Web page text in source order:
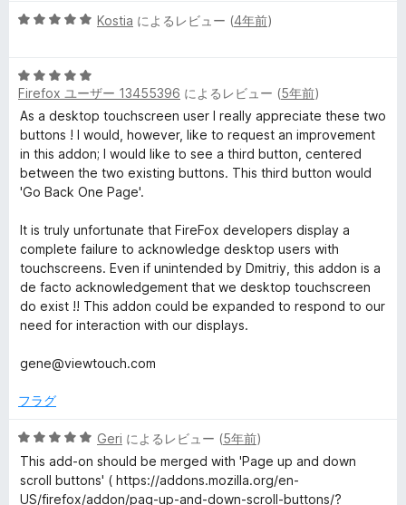
5
価
5
中
5
の
評
価
Kostia によるレビュー (4年前)
5
段
階
中
5
の
評
Firefox ユーザー 13455396 によるレビュー (5年前)
As a desktop touchscreen user I really appreciate these two
buttons ! I would, however, like to request an improvement
in this addon; I would like to see a third button, centered
between the two existing buttons. This third button would
'Go Back One Page'.
It is truly unfortunate that FireFox developers display a
complete failure to acknowledge desktop users with
touchscreens. Even if unintended by Dmitriy, this addon is a
de facto acknowledgement that we desktop touchscreen
do exist !! This addon could be expanded to respond to our
need for interaction with our displays.
gene@viewtouch.com
フラグ
5
段
階
中
Geri によるレビュー (5年前)
This add-on should be merged with 'Page up and down
scroll buttons' ( https://addons.mozilla.org/en-
US/firefox/addon/pag-up-and-down-scroll-buttons/?